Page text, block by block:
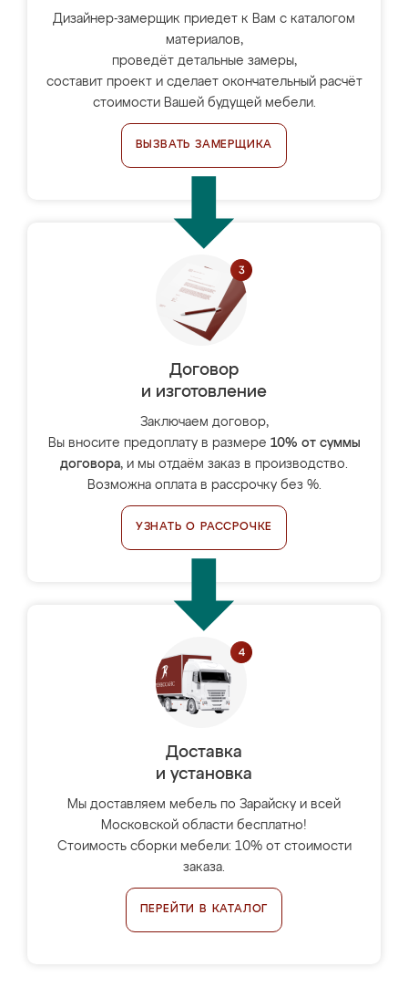
Дизайнер-замерщик приедет к Вам с каталогом
материалов,
проведёт детальные замеры,
составит проект и сделает окончательный расчёт
стоимости Вашей будущей мебели.
ВЫЗВАТЬ ЗАМЕРЩИКА
Договор
и изготовление
Заключаем договор,
Вы вносите предоплату в размере 10% от суммы
договора, и мы отдаём заказ в производство.
Возможна оплата в рассрочку без %.
УЗНАТЬ О РАССРОЧКЕ
Доставка
и установка
Мы доставляем мебель по Зарайску и всей
Московской области бесплатно!
Стоимость сборки мебели: 10% от стоимости
заказа.
ПЕРЕЙТИ В КАТАЛОГ